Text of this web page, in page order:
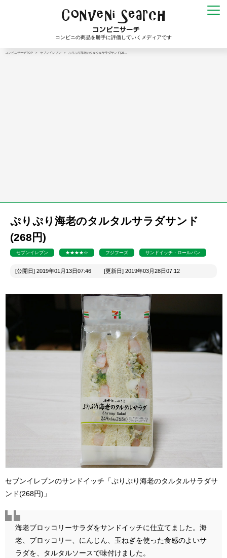
コンビニの商品を勝手に評価していくメディアです
コンビニサーチTOP > セブンイレブン > ぷりぷり海老のタルタルサラダサンド(26…
ぷりぷり海老のタルタルサラダサンド
(268円)
セブンイレブン ★★★★☆ フジフーズ サンドイッチ・ロールパン
[公開日] 2019年01月13日07:46 [更新日] 2019年03月28日07:12
セブンイレブンのサンドイッチ「ぷりぷり海老のタルタルサラダサ
ンド(268円)」
海老ブロッコリーサラダをサンドイッチに仕立てました。海
老、ブロッコリー、にんじん、玉ねぎを使った食感のよいサ
ラダを、タルタルソースで味付けました。